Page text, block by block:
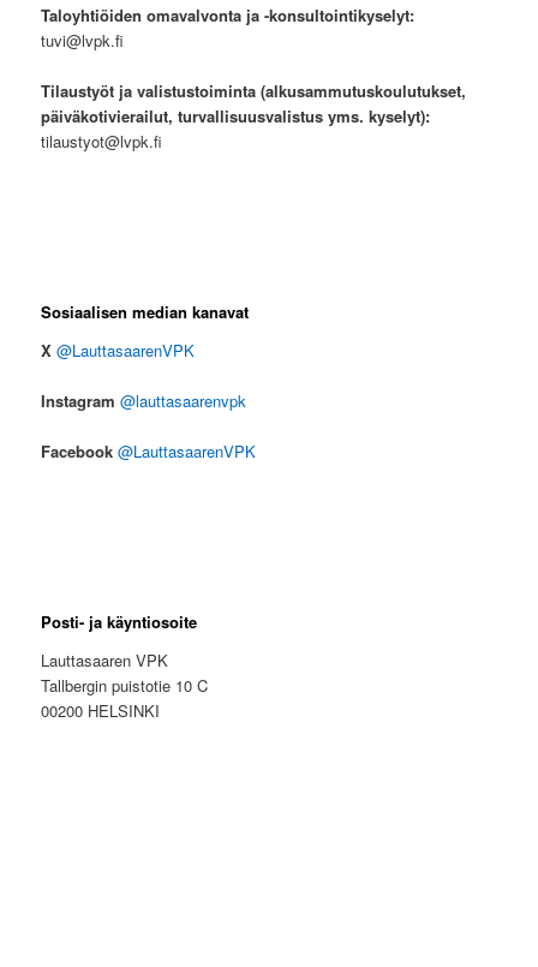
Taloyhtiöiden omavalvonta ja -konsultointikyselyt:
tuvi@lvpk.fi
Tilaustyöt ja valistustoiminta (alkusammutuskoulutukset,
päiväkotivierailut, turvallisuusvalistus yms. kyselyt):
tilaustyot@lvpk.fi
Sosiaalisen median kanavat
X @LauttasaarenVPK
Instagram@lauttasaarenvpk
Facebook@LauttasaarenVPK
Posti- ja käyntiosoite
Lauttasaaren VPK
Tallbergin puistotie 10 C
00200 HELSINKI